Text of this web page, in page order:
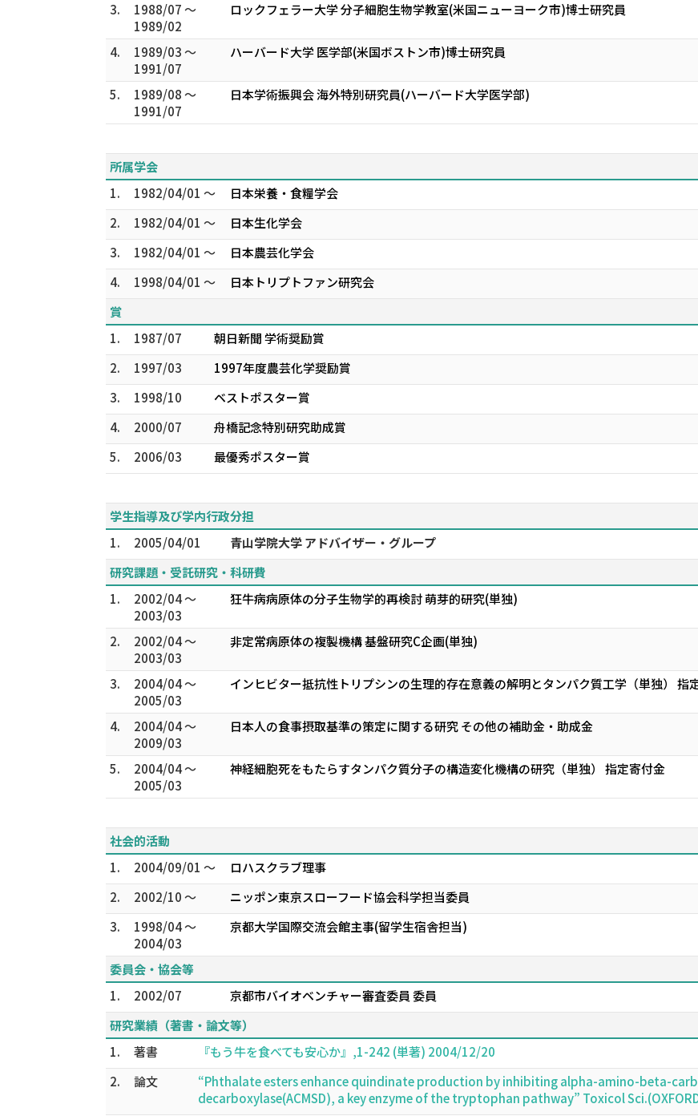
3.
1988/07 ～
1989/02
ロックフェラー大学 分子細胞生物学教室(米国ニューヨーク市)博士研究員
4.
1989/03 ～
1991/07
ハーバード大学 医学部(米国ボストン市)博士研究員
5.
1989/08 ～
1991/07
日本学術振興会 海外特別研究員(ハーバード大学医学部)
所属学会
1.
1982/04/01 ～
日本栄養・食糧学会
2.
1982/04/01 ～
日本生化学会
3.
1982/04/01 ～
日本農芸化学会
4.
1998/04/01 ～
日本トリプトファン研究会
賞
1.
1987/07
朝日新聞 学術奨励賞
2.
1997/03
1997年度農芸化学奨励賞
3.
1998/10
ベストポスター賞
4.
2000/07
舟橋記念特別研究助成賞
5.
2006/03
最優秀ポスター賞
学生指導及び学内行政分担
1.
2005/04/01
青山学院大学 アドバイザー・グループ
研究課題・受託研究・科研費
1.
2002/04 ～
2003/03
狂牛病病原体の分子生物学的再検討 萌芽的研究(単独)
2.
2002/04 ～
2003/03
非定常病原体の複製機構 基盤研究C企画(単独)
3.
2004/04 ～
2005/03
インヒビター抵抗性トリプシンの生理的存在意義の解明とタンパク質工学（単独） 指
4.
2004/04 ～
2009/03
日本人の食事摂取基準の策定に関する研究 その他の補助金・助成金
5.
2004/04 ～
2005/03
神経細胞死をもたらすタンパク質分子の構造変化機構の研究（単独） 指定寄付金
社会的活動
1.
2004/09/01 ～
ロハスクラブ理事
2.
2002/10 ～
ニッポン東京スローフード協会科学担当委員
3.
1998/04 ～
2004/03
京都大学国際交流会館主事(留学生宿舎担当)
委員会・協会等
1.
2002/07
京都市バイオベンチャー審査委員 委員
研究業績（著書・論文等）
1.
著書
『もう牛を食べても安心か』,1-242 (単著) 2004/12/20
2.
論文
“Phthalate esters enhance quindinate production by inhibiting alpha-amino-beta-
decarboxylase(ACMSD), a key enzyme of the tryptophan pathway” Toxicol